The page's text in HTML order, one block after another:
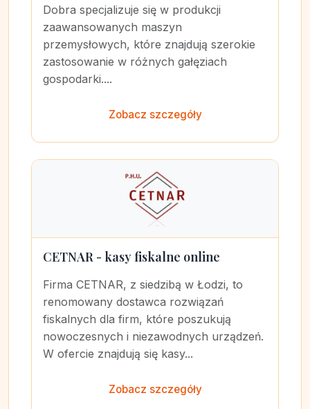
Dobra specjalizuje się w produkcji
zaawansowanych maszyn
przemysłowych, które znajdują szerokie
zastosowanie w różnych gałęziach
gospodarki....
Zobacz szczegóły
CETNAR - kasy fiskalne online
Firma CETNAR, z siedzibą w Łodzi, to
renomowany dostawca rozwiązań
fiskalnych dla firm, które poszukują
nowoczesnych i niezawodnych urządzeń.
W ofercie znajdują się kasy...
Zobacz szczegóły